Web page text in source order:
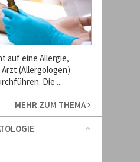
auf eine Allergie,
(Allergologen)
Die ...
MEHR ZUM THEMA